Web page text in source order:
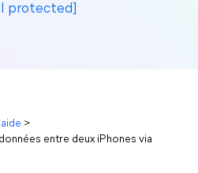
protected]
>
entre deux iPhones via